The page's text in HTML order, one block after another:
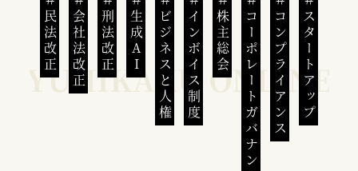
民法改正 会社法改正 刑法改正 生成AI ビジネスと人権インボイス制度 株主総会 コーポレートガバナンスコンプライアンススタートアップ